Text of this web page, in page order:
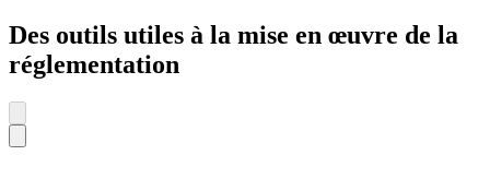
Des outils utiles à la mise en œuvre de la
réglementation